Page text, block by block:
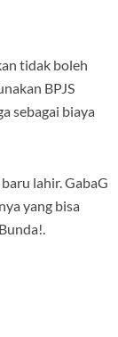
tidak boleh
BPJS
sebagai biaya
lahir. GabaG
yang bisa